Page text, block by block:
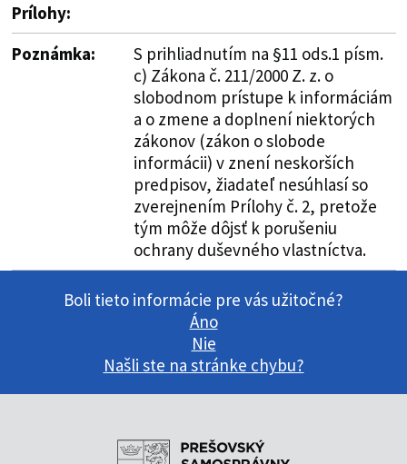
Prílohy:
Poznámka:
S prihliadnutím na §11 ods.1 písm.
c) Zákona č. 211/2000 Z. z. o
slobodnom prístupe k informáciám
a o zmene a doplnení niektorých
zákonov (zákon o slobode
informácii) v znení neskorších
predpisov, žiadateľ nesúhlasí so
zverejnením Prílohy č. 2, pretože
tým môže dôjsť k porušeniu
ochrany duševného vlastníctva.
Boli tieto informácie pre vás užitočné?
Áno
Nie
Našli ste na stránke chybu?